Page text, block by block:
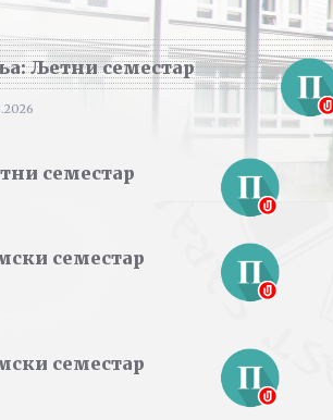
Љетни семестар
семестар
семестар
семестар